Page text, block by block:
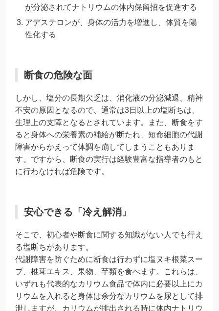
が分泌されてナトリウムの体内保留招を促進する
アデステロンが、身体の活力を増進し、体質を陽
性化する
断食の危険な面
しかし、塩分の長期欠乏は、消化液の分泌減退、精神
不安の原因となるので、通常は3日以上の塩断ちは、
生理上の支障となるとされています。また、断食をす
ると身体への栄養素の補給が断たれ、短命細胞の代謝
障害からかえって体調を崩してしまうこともありま
す。ですから、断食の実行は経験豊富な指導者のもと
に行わなければ危険です。
安心できる「冷え解消」
そこで、初心者や断食に関する知識がない人でも行え
る塩断ちがあります。
代謝障害を防ぐために断食は行わずに塩ヌキ根菜スー
プ、椎茸エキス、果物、芋類を食べます。これらは、
いずれも代表的なカリウム食品で体内に必要以上にカ
リウムを入れると身体は余分なカリウムを尿として排
泄しますが、カリウムが排出される時に体内ナトリウ